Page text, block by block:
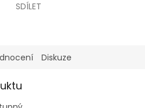
SDÍLET
Diskuze